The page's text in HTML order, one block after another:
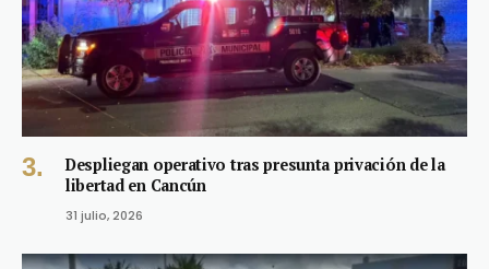
Despliegan operativo tras presunta privación de la
libertad en Cancún
31 julio, 2026